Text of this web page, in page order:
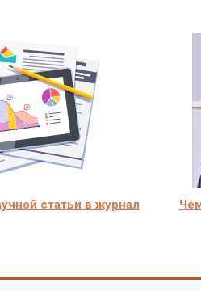
статьи в журнал